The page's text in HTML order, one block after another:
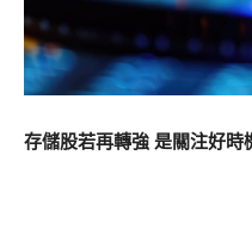
存儲股若再轉強 是關注好時